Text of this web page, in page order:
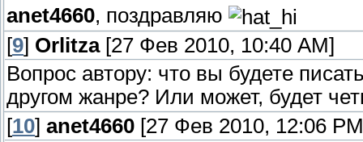
anet4660, поздравляю
[9] Orlitza[27 Фев 2010, 10:40 AM]
Вопрос автору: что вы будете
другом жанре? Или может, будет
[10] anet4660 [27 Фев 2010, 12:06